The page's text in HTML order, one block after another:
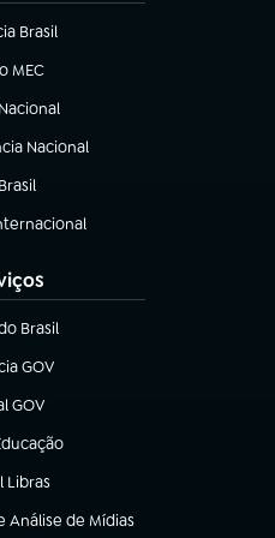
Brasil
nova aba)
MEC
em nova aba)
Nacional
aba)
em nova aba)
aba)
Brasil
nova aba)
GOV
nova aba)
GOV
em nova aba)
nova aba)
Libras
nova aba)
de Mídias